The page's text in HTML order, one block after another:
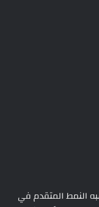
النمط المتقدم في